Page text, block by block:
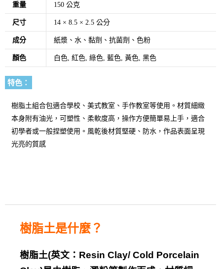
重量 150 公克
尺寸 14 × 8.5 × 2.5 公分
成分 紙漿、水、黏劑、抗菌劑、色粉
顏色 白色, 紅色, 綠色, 藍色, 黃色, 黑色
特色：
樹脂土組合包適合學校、美式教室、手作教室等使用。材質細緻
本身附有油光，可塑性、柔軟度高，操作方便簡單易上手，適合
初學者或一般捏塑使用。風乾後材質堅硬、防水，作品表面呈現
光亮的質感
樹脂土是什麼？
樹脂土(英文： Resin Clay/ Cold Porcelain